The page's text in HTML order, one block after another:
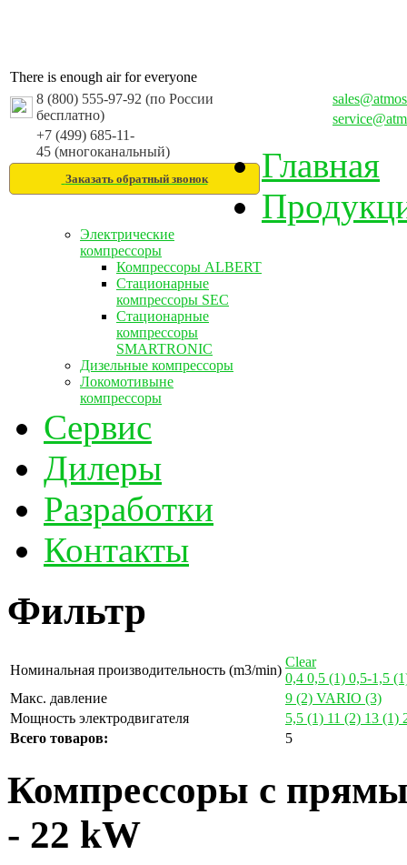
There is enough air for everyone
8 (800) 555-97-92 (по России
бесплатно)
+7 (499) 685-11-
45 (многоканальный)
Заказать обратный звонок
Главная
Электрические
компрессоры
Компрессоры ALBERT
Стационарные
компрессоры SEC
Стационарные
компрессоры
SMARTRONIC
Дизельные компрессоры
Локомотивыне
компрессоры
Сервис
Дилеры
Разработки
Контакты
Фильтр
Номинальная производительность (m3/min)
Clear
0,4 0,5 (1) 0,5-1,5
Макс. давление
9 (2) VARIO (3)
Мощность электродвигателя
5,5 (1) 11 (2) 13 (1)
Всего товаров:
5
Компрессоры с
- 22 kW